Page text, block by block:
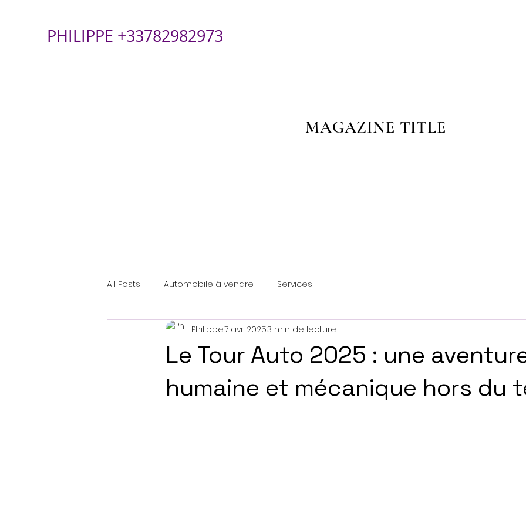
PHILIPPE +33782982973
MAGAZINE TITLE
All Posts Automobile à vendre Services
Le Tour Auto 2025 : une
humaine et mécanique hors du
Philippe7 avr. 20253 min de lecture